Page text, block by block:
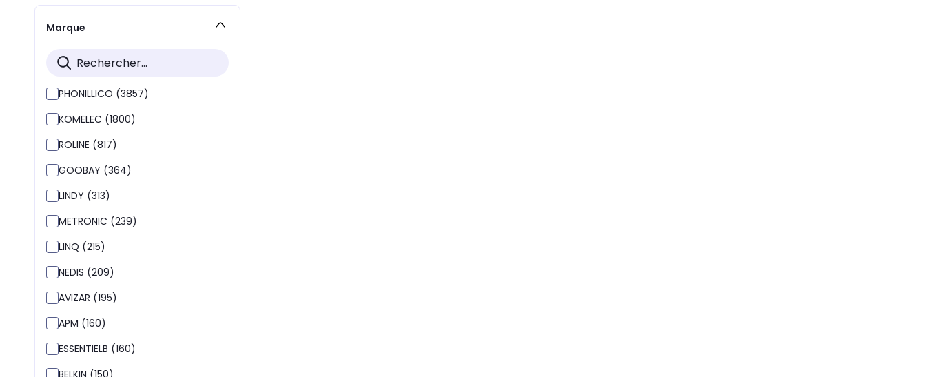
Marque
PHONILLICO (3857)
KOMELEC (1800)
ROLINE (817)
GOOBAY (364)
LINDY (313)
METRONIC (239)
LINQ (215)
NEDIS (209)
AVIZAR (195)
APM (160)
ESSENTIELB (160)
BELKIN (150)